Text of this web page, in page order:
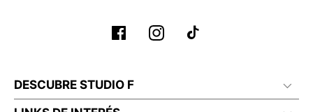
DESCUBRE STUDIO F